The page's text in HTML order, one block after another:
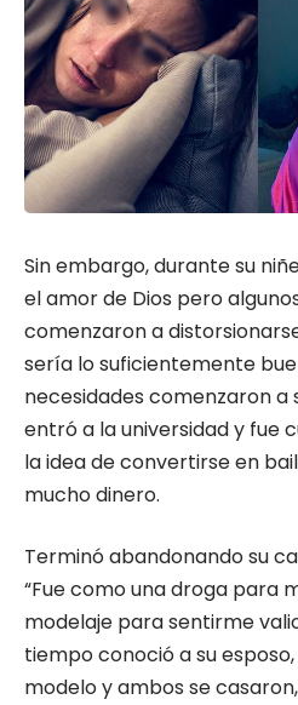
Sin embargo, durante su
el amor de Dios pero
comenzaron a
sería lo suficientemente
necesidades comenzaron a
entró a la universidad y fue
la idea de convertirse en
mucho dinero.
Terminó abandonando su
“Fue como una droga para
modelaje para sentirme
tiempo conoció a su
modelo y ambos se